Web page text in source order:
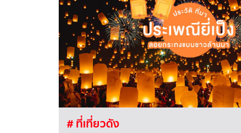
# ที่เที่ยวดัง